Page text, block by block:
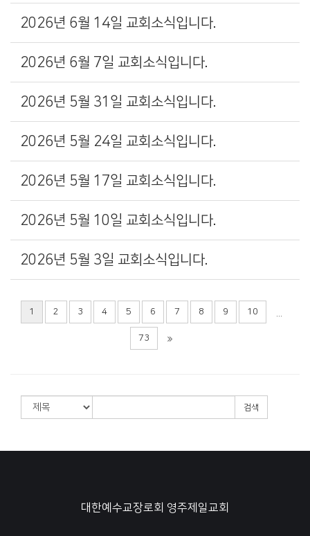
2026년 6월 14일 교회소식입니다.
2026년 6월 7일 교회소식입니다.
2026년 5월 31일 교회소식입니다.
2026년 5월 24일 교회소식입니다.
2026년 5월 17일 교회소식입니다.
2026년 5월 10일 교회소식입니다.
2026년 5월 3일 교회소식입니다.
1 2 3 4 5 6 7 8 9 10
73
검색
대한예수교장로회 영주제일교회